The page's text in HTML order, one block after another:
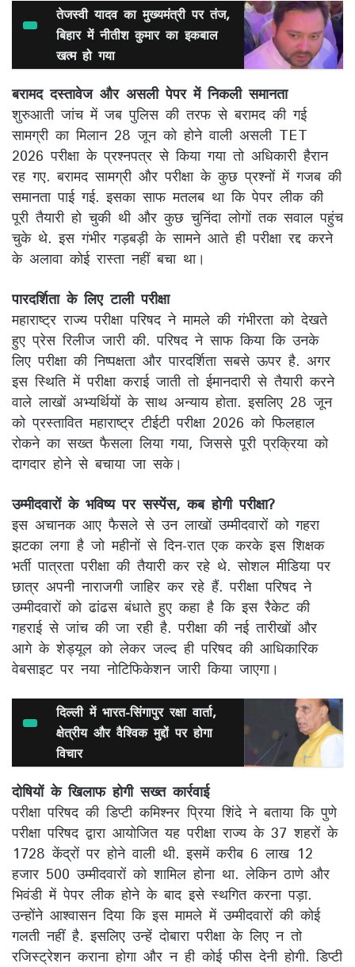
तेजस्वी यादव का मुख्यमंत्री पर तंज,
बिहार में नीतीश कुमार का इकबाल
खत्म हो गया
बरामद दस्तावेज और असली पेपर में निकली समानता
शुरुआती जांच में जब पुलिस की तरफ से बरामद की गई
सामग्री का मिलान 28 जून को होने वाली असली TET
2026 परीक्षा के प्रश्नपत्र से किया गया तो अधिकारी हैरान
रह गए. बरामद सामग्री और परीक्षा के कुछ प्रश्नों में गजब की
समानता पाई गई. इसका साफ मतलब था कि पेपर लीक की
पूरी तैयारी हो चुकी थी और कुछ चुनिंदा लोगों तक सवाल पहुंच
चुके थे. इस गंभीर गड़बड़ी के सामने आते ही परीक्षा रद्द करने
के अलावा कोई रास्ता नहीं बचा था।
पारदर्शिता के लिए टाली परीक्षा
महाराष्ट्र राज्य परीक्षा परिषद ने मामले की गंभीरता को देखते
हुए प्रेस रिलीज जारी की. परिषद ने साफ किया कि उनके
लिए परीक्षा की निष्पक्षता और पारदर्शिता सबसे ऊपर है. अगर
इस स्थिति में परीक्षा कराई जाती तो ईमानदारी से तैयारी करने
वाले लाखों अभ्यर्थियों के साथ अन्याय होता. इसलिए 28 जून
को प्रस्तावित महाराष्ट्र टीईटी परीक्षा 2026 को फिलहाल
रोकने का सख्त फैसला लिया गया, जिससे पूरी प्रक्रिया को
दागदार होने से बचाया जा सके।
उम्मीदवारों के भविष्य पर सस्पेंस, कब होगी परीक्षा?
इस अचानक आए फैसले से उन लाखों उम्मीदवारों को गहरा
झटका लगा है जो महीनों से दिन-रात एक करके इस शिक्षक
भर्ती पात्रता परीक्षा की तैयारी कर रहे थे. सोशल मीडिया पर
छात्र अपनी नाराजगी जाहिर कर रहे हैं. परीक्षा परिषद ने
उम्मीदवारों को ढांढस बंधाते हुए कहा है कि इस रैकेट की
गहराई से जांच की जा रही है. परीक्षा की नई तारीखों और
आगे के शेड्यूल को लेकर जल्द ही परिषद की आधिकारिक
वेबसाइट पर नया नोटिफिकेशन जारी किया जाएगा।
दिल्ली में भारत-सिंगापुर रक्षा वार्ता,
क्षेत्रीय और वैश्विक मुद्दों पर होगा
विचार
दोषियों के खिलाफ होगी सख्त कार्रवाई
परीक्षा परिषद की डिप्टी कमिश्नर प्रिया शिंदे ने बताया कि पुणे
परीक्षा परिषद द्वारा आयोजित यह परीक्षा राज्य के 37 शहरों के
1728 केंद्रों पर होने वाली थी. इसमें करीब 6 लाख 12
हजार 500 उम्मीदवारों को शामिल होना था. लेकिन ठाणे और
भिवंडी में पेपर लीक होने के बाद इसे स्थगित करना पड़ा.
उन्होंने आश्वासन दिया कि इस मामले में उम्मीदवारों की कोई
गलती नहीं है. इसलिए उन्हें दोबारा परीक्षा के लिए न तो
रजिस्ट्रेशन कराना होगा और न ही कोई फीस देनी होगी. डिप्टी